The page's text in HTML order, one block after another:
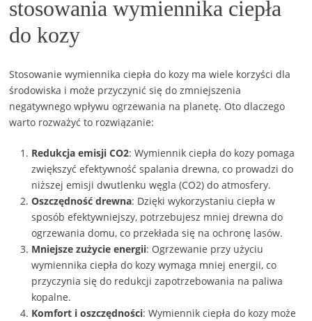
stosowania wymiennika ciepła
do kozy
Stosowanie wymiennika ciepła do kozy ma wiele korzyści dla
środowiska i może przyczynić się do zmniejszenia
negatywnego wpływu ogrzewania na planetę. Oto dlaczego
warto rozważyć to rozwiązanie:
Redukcja emisji CO2: Wymiennik ciepła do kozy pomaga
zwiększyć efektywność spalania drewna, co prowadzi do
niższej emisji dwutlenku węgla (CO2) do atmosfery.
Oszczędność drewna: Dzięki wykorzystaniu ciepła w
sposób efektywniejszy, potrzebujesz mniej drewna do
ogrzewania domu, co przekłada się na ochronę lasów.
Mniejsze zużycie energii: Ogrzewanie przy użyciu
wymiennika ciepła do kozy wymaga mniej energii, co
przyczynia się do redukcji zapotrzebowania na paliwa
kopalne.
Komfort i oszczędności: Wymiennik ciepła do kozy może